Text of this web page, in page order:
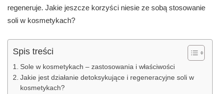
regeneruje. Jakie jeszcze korzyści niesie ze sobą stosowanie
soli w kosmetykach?
Spis treści
Sole w kosmetykach – zastosowania i właściwości
Jakie jest działanie detoksykujące i regeneracyjne soli w
kosmetykach?